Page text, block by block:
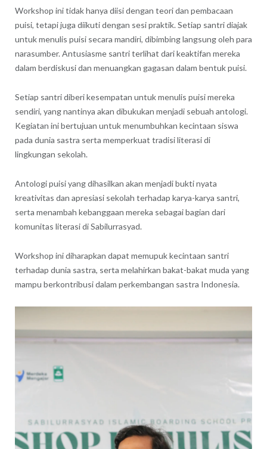
Workshop ini tidak hanya diisi dengan teori dan pembacaan
puisi, tetapi juga diikuti dengan sesi praktik. Setiap santri diajak
untuk menulis puisi secara mandiri, dibimbing langsung oleh para
narasumber. Antusiasme santri terlihat dari keaktifan mereka
dalam berdiskusi dan menuangkan gagasan dalam bentuk puisi.
Setiap santri diberi kesempatan untuk menulis puisi mereka
sendiri, yang nantinya akan dibukukan menjadi sebuah antologi.
Kegiatan ini bertujuan untuk menumbuhkan kecintaan siswa
pada dunia sastra serta memperkuat tradisi literasi di
lingkungan sekolah.
Antologi puisi yang dihasilkan akan menjadi bukti nyata
kreativitas dan apresiasi sekolah terhadap karya-karya santri,
serta menambah kebanggaan mereka sebagai bagian dari
komunitas literasi di Sabilurrasyad.
Workshop ini diharapkan dapat memupuk kecintaan santri
terhadap dunia sastra, serta melahirkan bakat-bakat muda yang
mampu berkontribusi dalam perkembangan sastra Indonesia.